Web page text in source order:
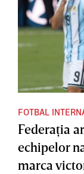
FOTBAL
Federaţia
echipelor
marca